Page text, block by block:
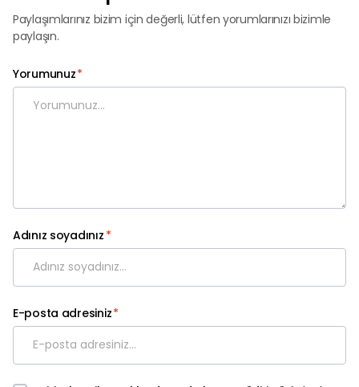
Paylaşımlarınız bizim için değerli, lütfen yorumlarınızı bizimle
paylaşın.
Yorumunuz*
Adınız soyadınız *
E-posta adresiniz*